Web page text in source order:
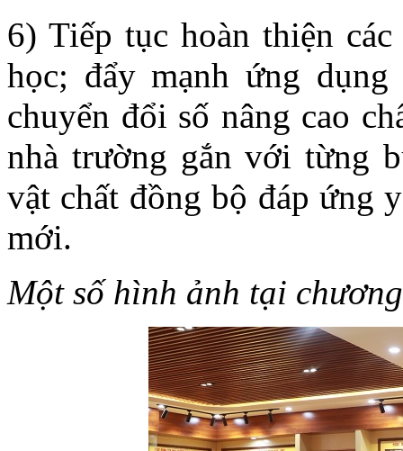
6) Tiếp tục hoàn thiện
học; đẩy mạnh ứng
chuyển đổi số nâng cao
nhà trường gắn với từng
vật chất đồng bộ đáp ứng
mới.
Một số hình ảnh tại